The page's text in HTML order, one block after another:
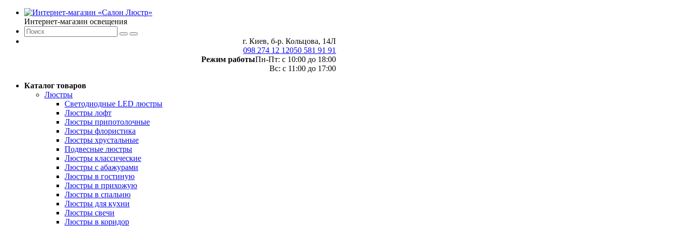
Интернет-магазин освещения
г. Киев, б-р. Кольцова, 14Л
098 274 12 12050 581 91 91
Режим работыПн-Пт: с 10:00 до 18:00
Вс: с 11:00 до 17:00
Каталог товаров
Люстры
Светодиодные LED люстры
Люстры лофт
Люстры припотолочные
Люстры флористика
Люстры хрустальные
Подвесные люстры
Люстры классические
Люстры с абажурами
Люстры в гостиную
Люстры в прихожую
Люстры в спальню
Люстры для кухни
Люстры свечи
Люстры в коридор